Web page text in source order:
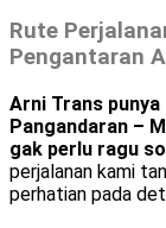
Rute
Pengantaran
Arni Trans
Pangandaran –
gak perlu ragu
perjalanan kami
perhatian pada